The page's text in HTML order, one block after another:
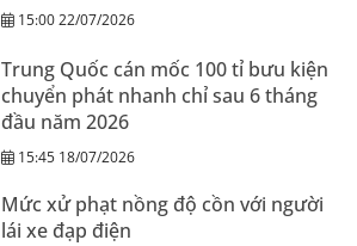
15:00 22/07/2026
Trung Quốc cán mốc 100 tỉ bưu kiện
chuyển phát nhanh chỉ sau 6 tháng
đầu năm 2026
15:45 18/07/2026
Mức xử phạt nồng độ cồn với người
lái xe đạp điện